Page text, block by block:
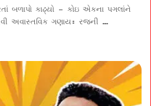
બળાપો કાઢ્યો – કોઇ એકના પગલાંને
અવાસ્તવિક ગણાય: રજની …